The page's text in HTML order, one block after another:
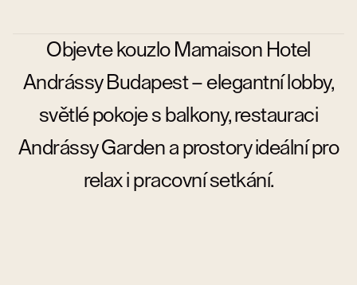
Objevte kouzlo Mamaison Hotel
Andrássy Budapest – elegantní lobby,
světlé pokoje s balkony, restauraci
Andrássy Garden a prostory ideální pro
relax i pracovní setkání.